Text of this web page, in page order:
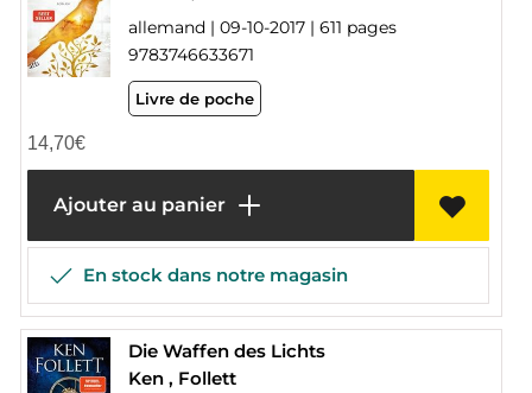
allemand | 09-10-2017 | 611 pages
9783746633671
Livre de poche
14,70€
Ajouter au panier
En stock dans notre magasin
Die Waffen des Lichts
Ken , Follett